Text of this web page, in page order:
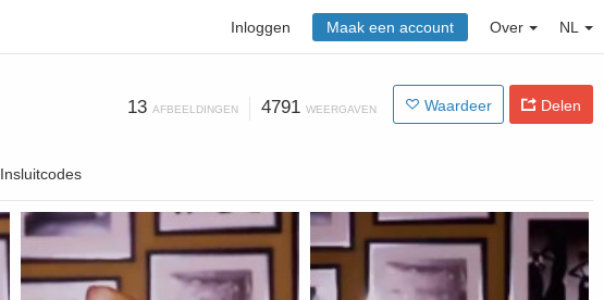
Inloggen Maak een account Over NL
13 AFBEELDINGEN 4791 WEERGAVEN Waardeer Delen
Insluitcodes